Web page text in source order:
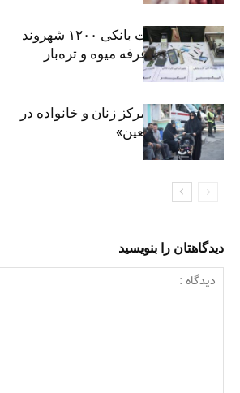
افشای اطلاعات بانکی ۱۲۰۰ شهروند
تهرانی در یک غرفه میوه و تره‌بار
روایت حضور مرکز زنان و خانواده در
«جاماندگان اربعین»
دیدگاهتان را بنویسید